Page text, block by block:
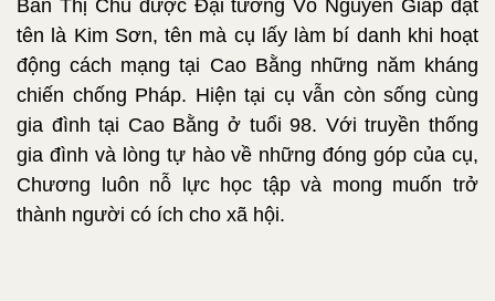
Bàn Thị Chủ được Đại tướng Võ Nguyên Giáp đặt
tên là Kim Sơn, tên mà cụ lấy làm bí danh khi hoạt
động cách mạng tại Cao Bằng những năm kháng
chiến chống Pháp. Hiện tại cụ vẫn còn sống cùng
gia đình tại Cao Bằng ở tuổi 98. Với truyền thống
gia đình và lòng tự hào về những đóng góp của cụ,
Chương luôn nỗ lực học tập và mong muốn trở
thành người có ích cho xã hội.